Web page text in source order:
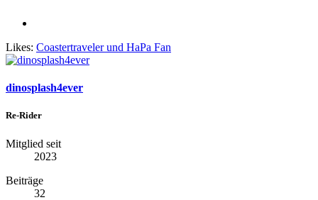
Likes: Coastertravelerund HaPa Fan
dinosplash4ever
Re-Rider
Mitglied seit
2023
Beiträge
32